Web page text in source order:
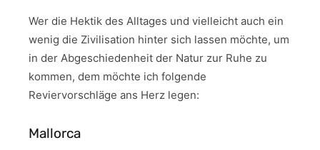
Wer die Hektik des Alltages und vielleicht auch ein
wenig die Zivilisation hinter sich lassen möchte, um
in der Abgeschiedenheit der Natur zur Ruhe zu
kommen, dem möchte ich folgende
Reviervorschläge ans Herz legen:
Mallorca